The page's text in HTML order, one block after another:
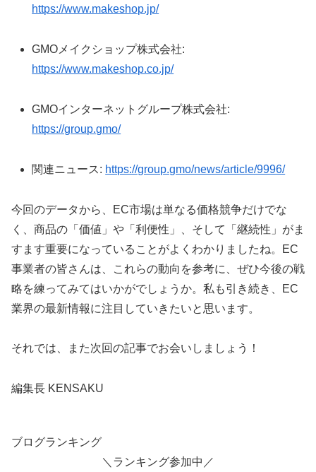
https://www.makeshop.jp/
GMOメイクショップ株式会社:
https://www.makeshop.co.jp/
GMOインターネットグループ株式会社:
https://group.gmo/
関連ニュース: https://group.gmo/news/article/9996/
今回のデータから、EC市場は単なる価格競争だけでな
く、商品の「価値」や「利便性」、そして「継続性」がま
すます重要になっていることがよくわかりましたね。EC
事業者の皆さんは、これらの動向を参考に、ぜひ今後の戦
略を練ってみてはいかがでしょうか。私も引き続き、EC
業界の最新情報に注目していきたいと思います。
それでは、また次回の記事でお会いしましょう！
編集長 KENSAKU
ブログランキング
＼ランキング参加中／